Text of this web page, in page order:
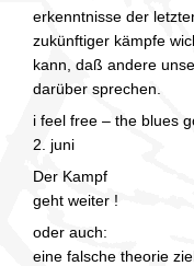
erkenntnisse der
zukünftiger kämpfe
kann, daß andere
darüber sprechen.
i feel free – the blues
2. juni
Der Kampf
geht weiter !
oder auch:
eine falsche theorie